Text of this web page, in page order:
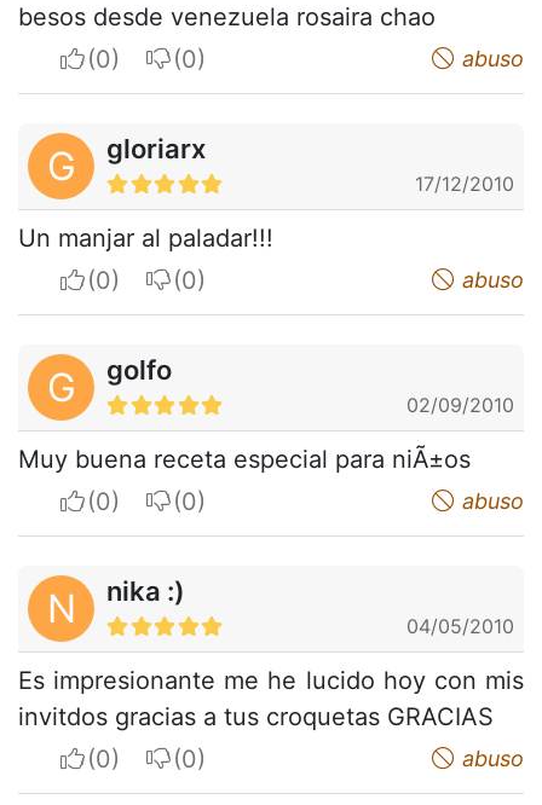
besos desde venezuela rosaira chao
I apreciateI do not appreciate abuso
G gloriarx
17/12/2010
Un manjar al paladar!!!
I apreciateI do not appreciate abuso
G golfo
02/09/2010
Muy buena receta especial para niÃ±os
I apreciateI do not appreciate abuso
N nika :)
04/05/2010
Es impresionante me he lucido hoy con mis
invitdos gracias a tus croquetas GRACIAS
I apreciateI do not appreciate abuso